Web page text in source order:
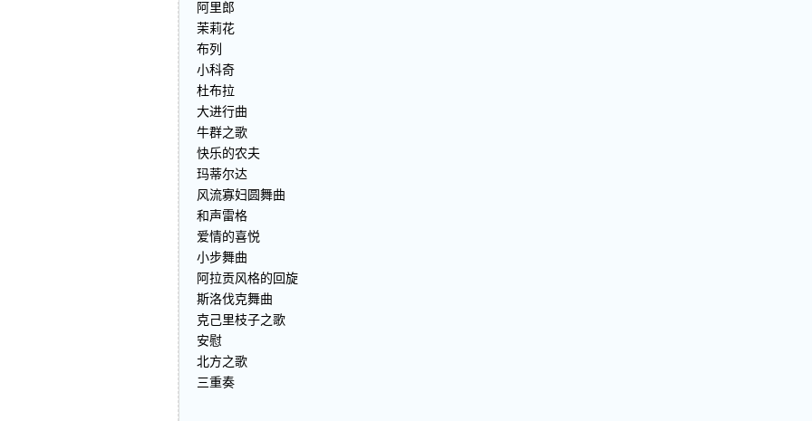
阿里郎
茉莉花
布列
小科奇
杜布拉
大进行曲
牛群之歌
快乐的农夫
玛蒂尔达
风流寡妇圆舞曲
和声雷格
爱情的喜悦
小步舞曲
阿拉贡风格的回旋
斯洛伐克舞曲
克己里枝子之歌
安慰
北方之歌
三重奏